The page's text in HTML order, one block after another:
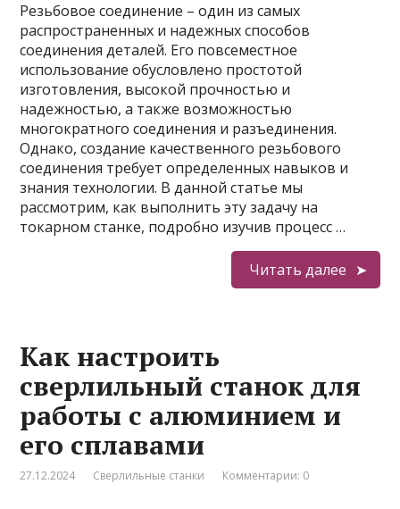
Резьбовое соединение – один из самых
распространенных и надежных способов
соединения деталей. Его повсеместное
использование обусловлено простотой
изготовления, высокой прочностью и
надежностью, а также возможностью
многократного соединения и разъединения.
Однако, создание качественного резьбового
соединения требует определенных навыков и
знания технологии. В данной статье мы
рассмотрим, как выполнить эту задачу на
токарном станке, подробно изучив процесс …
Читать далее
Как настроить
сверлильный станок для
работы с алюминием и
его сплавами
27.12.2024 Сверлильные станки Комментарии: 0